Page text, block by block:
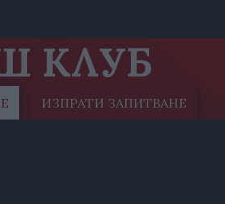
КЛУБ
ИЗПРАТИ ЗАПИТВАНЕ